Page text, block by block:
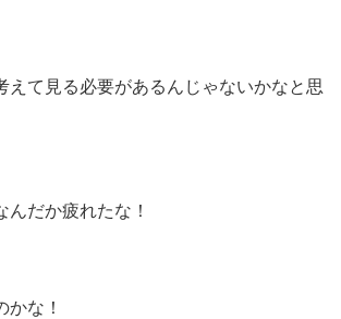
えて見る必要があるんじゃないかなと思
んだか疲れたな！
かな！